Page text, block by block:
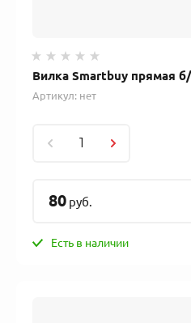
Вилка Smartbuy прямая
Артикул: нет
80 руб.
Есть в наличии